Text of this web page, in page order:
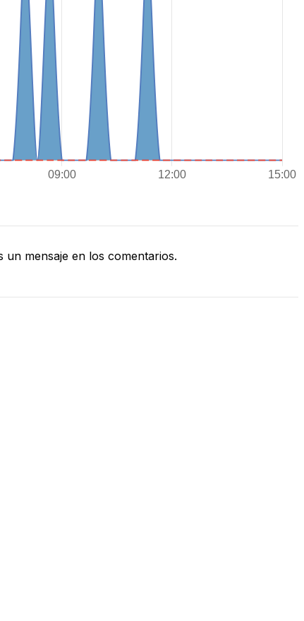
un mensaje en los comentarios.